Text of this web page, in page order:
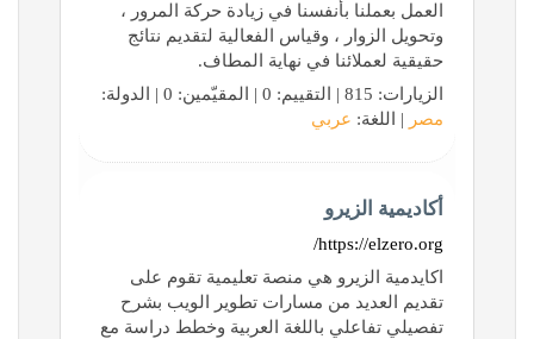
العمل بعملنا بأنفسنا في زيادة حركة المرور ،
وتحويل الزوار ، وقياس الفعالية لتقديم نتائج
حقيقية لعملائنا في نهاية المطاف.
الزيارات: 815 | التقييم: 0 | المقيّمين: 0 | الدولة:
مصر | اللغة: عربي
أكاديمية الزيرو
https://elzero.org/
اكايدمية الزيرو هي منصة تعليمية تقوم على
تقديم العديد من مسارات تطوير الويب بشرح
تفصيلي تفاعلي باللغة العربية وخطط دراسة مع